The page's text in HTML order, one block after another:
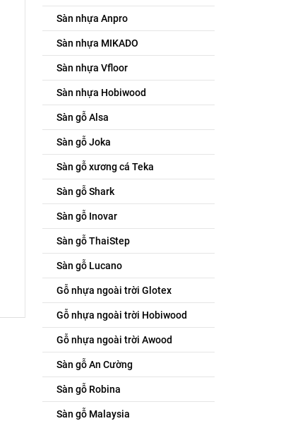
Sàn nhựa Anpro
Sàn nhựa MIKADO
Sàn nhựa Vfloor
Sàn nhựa Hobiwood
Sàn gỗ Alsa
Sàn gỗ Joka
Sàn gỗ xương cá Teka
Sàn gỗ Shark
Sàn gỗ Inovar
Sàn gỗ ThaiStep
Sàn gỗ Lucano
Gỗ nhựa ngoài trời Glotex
Gỗ nhựa ngoài trời Hobiwood
Gỗ nhựa ngoài trời Awood
Sàn gỗ An Cường
Sàn gỗ Robina
Sàn gỗ Malaysia